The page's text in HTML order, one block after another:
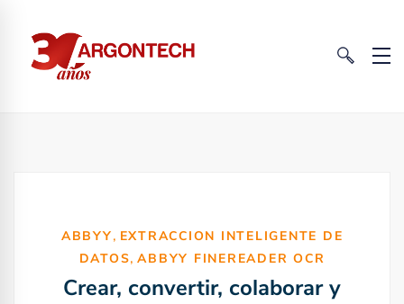
ABBYY, EXTRACCION INTELIGENTE DE
DATOS,ABBYY FINEREADER OCR
Crear, convertir, colaborar y